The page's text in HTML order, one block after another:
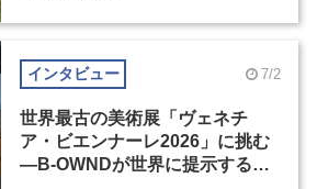
インタビュー 7/2
世界最古の美術展「ヴェネチ
ア・ビエンナーレ2026」に挑む
―B-OWNDが世界に提示する美